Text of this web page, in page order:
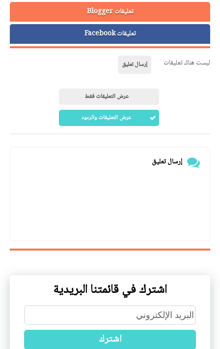
تعليقات Blogger
تعليقات Facebook
ليست هناك تعليقات إرسال تعليق
عرض التعليقات فقط
عرض التعليقات والردود
إرسال تعليق
اشترك في قائمتنا البريدية
اشترك